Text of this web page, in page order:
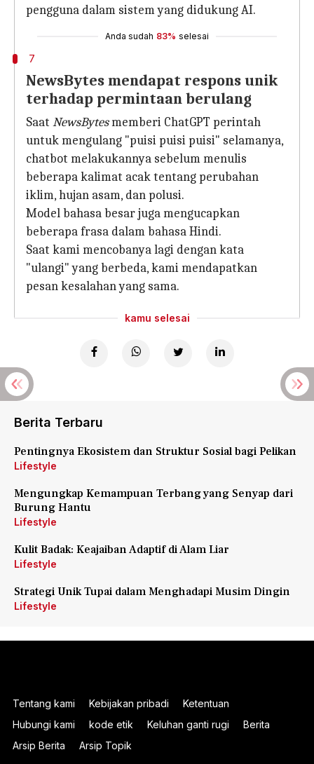
pengguna dalam sistem yang didukung AI.
Anda sudah 83% selesai
7
NewsBytes mendapat respons unik
terhadap permintaan berulang
Saat NewsBytesmemberi ChatGPT perintah
untuk mengulang "puisi puisi puisi" selamanya,
chatbot melakukannya sebelum menulis
beberapa kalimat acak tentang perubahan
iklim, hujan asam, dan polusi.
Model bahasa besar juga mengucapkan
beberapa frasa dalam bahasa Hindi.
Saat kami mencobanya lagi dengan kata
"ulangi" yang berbeda, kami mendapatkan
pesan kesalahan yang sama.
kamu selesai
Berita Terbaru
Pentingnya Ekosistem dan Struktur Sosial bagi Pelikan
Lifestyle
Mengungkap Kemampuan Terbang yang Senyap dari
Burung Hantu
Lifestyle
Kulit Badak: Keajaiban Adaptif di Alam Liar
Lifestyle
Strategi Unik Tupai dalam Menghadapi Musim Dingin
Lifestyle
Tentang kami Kebijakan pribadi
Ketentuan
Hubungi kami
kode etik Keluhan ganti rugi
Berita
Arsip Berita
Arsip Topik